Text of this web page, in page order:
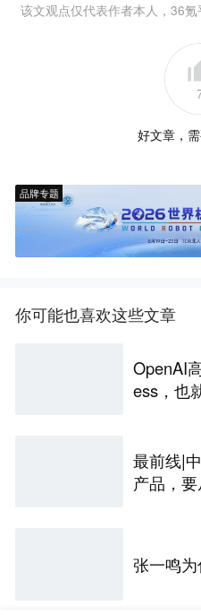
该文观点仅代表作者本人，36氪
好文章，
品牌专题
你可能也喜欢这些文章
OpenAI
ess，也
最前线|
产品，要
张一鸣